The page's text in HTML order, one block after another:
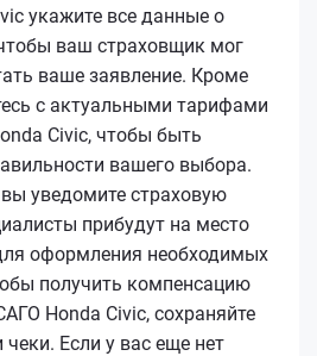
укажите все данные о
ваш страховщик мог
ваше заявление. Кроме
с актуальными тарифами
Civic, чтобы быть
вашего выбора.
уведомите страховую
прибудут на место
оформления необходимых
получить компенсацию
Honda Civic, сохраняйте
чеки. Если у вас еще нет